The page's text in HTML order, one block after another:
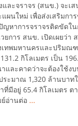
ละจราจร (สนข.) จะเ
ผนใหม่ เพื่อส่งเสริมกา
หาการจราจรติดขัดใ
าร สนข. เปิดเผยว่า
เทพมหานครและปริมณ
กิโลเมตร เป็น
และคาดว่าจะต้องใช้ง
ระมาณ 1,320 ล้านบา
มีอยู่ 65.4 กิโลเมตร ต
ย์อ่านต่อ ...